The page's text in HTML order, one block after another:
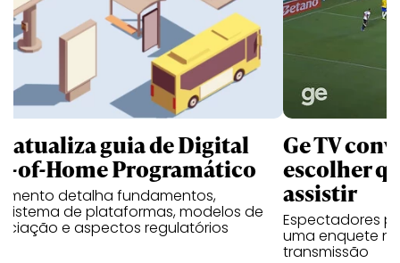
atualiza guia de Digital
of-Home Programático
detalha fundamentos,
de plataformas, modelos de
e aspectos regulatórios
Ge TV
escolher
assistir
Espectadores
uma enquete
transmissão